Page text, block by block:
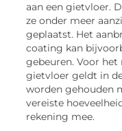
aan een gietvloer.
ze onder meer
geplaatst. Het
coating kan
gebeuren. Voor het
gietvloer geldt in
worden gehouden
vereiste
rekening mee.